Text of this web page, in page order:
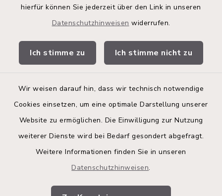
hierfür können Sie jederzeit über den Link in unseren
Datenschutzhinweisen widerrufen.
Ich stimme zu Ich stimme nicht zu
Wir weisen darauf hin, dass wir technisch notwendige
Cookies einsetzen, um eine optimale Darstellung unserer
Website zu ermöglichen. Die Einwilligung zur Nutzung
weiterer Dienste wird bei Bedarf gesondert abgefragt.
Weitere Informationen finden Sie in unseren
Datenschutzhinweisen.
Kita-Portal
Bürgerinformationsbroschüre
Barrierefreiheit